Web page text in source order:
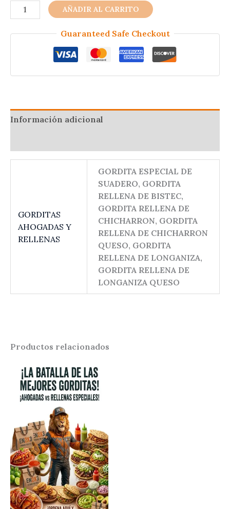
GORDITAS
RELLENAS
EL
15
HRS
AÑADIR AL CARRITO
Guaranteed Safe Checkout
Información adicional
GORDITAS
AHOGADAS Y
RELLENAS
GORDITA ESPECIAL DE
SUADERO, GORDITA
RELLENA DE BISTEC,
GORDITA RELLENA DE
CHICHARRON, GORDITA
RELLENA DE CHICHARRON
QUESO, GORDITA
RELLENA DE LONGANIZA,
GORDITA RELLENA DE
LONGANIZA QUESO
Productos relacionados